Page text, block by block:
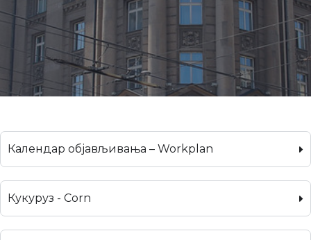
Календар објављивања – Workplan
Кукуруз - Corn